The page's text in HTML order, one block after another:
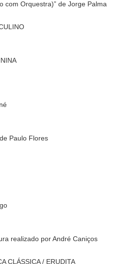
com Orquestra)” de Jorge Palma
Paulo Flores
realizado por André Caniços
CLÁSSICA / ERUDITA